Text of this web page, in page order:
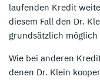
laufenden Kredit
diesem Fall den Dr.
grundsätzlich möglich
Wie bei anderen
denen Dr. Klein